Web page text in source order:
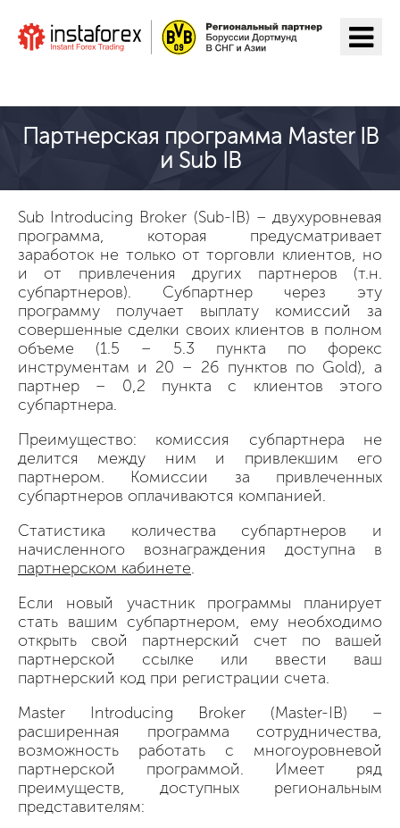
Партнерская программа Master IB
и Sub IB
Sub Introducing Broker (Sub-IB) – двухуровневая
программа, которая предусматривает
заработок не только от торговли клиентов, но
и от привлечения других партнеров (т.н.
субпартнеров). Субпартнер через эту
программу получает выплату комиссий за
совершенные сделки своих клиентов в полном
объеме (1.5 – 5.3 пункта по форекс
инструментам и 20 – 26 пунктов по Gold), а
партнер – 0,2 пункта с клиентов этого
субпартнера.
Преимущество: комиссия субпартнера не
делится между ним и привлекшим его
партнером. Комиссии за привлеченных
субпартнеров оплачиваются компанией.
Статистика количества субпартнеров и
начисленного вознаграждения доступна в
партнерском кабинете.
Если новый участник программы планирует
стать вашим субпартнером, ему необходимо
открыть свой партнерский счет по вашей
партнерской ссылке или ввести ваш
партнерский код при регистрации счета.
Master Introducing Broker (Master-IB) –
расширенная программа сотрудничества,
возможность работать с многоуровневой
партнерской программой. Имеет ряд
преимуществ, доступных региональным
представителям: